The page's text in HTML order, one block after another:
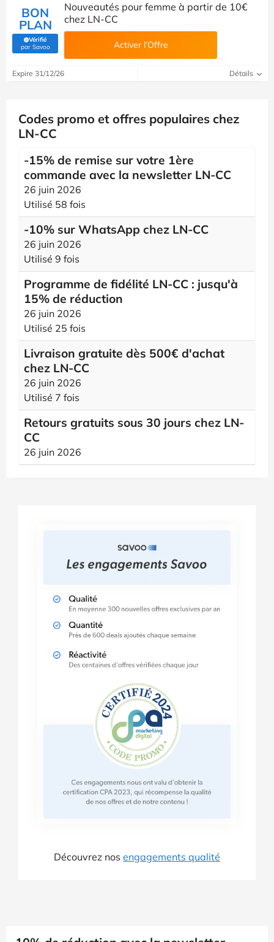
BON
PLAN
Vérifié
par Savoo(Vérifié par Savoo)
Nouveautés pour femme à partir de 10€
chez LN-CC
Activer l’Offre
Expire 31/12/26 Détails
Codes promo et offres populaires chez
LN-CC
-15% de remise sur votre 1ère
commande avec la newsletter LN-CC
26 juin 2026
Utilisé 58 fois
-10% sur WhatsApp chez LN-CC
26 juin 2026
Utilisé 9 fois
Programme de fidélité LN-CC : jusqu'à
15% de réduction
26 juin 2026
Utilisé 25 fois
Livraison gratuite dès 500€ d'achat
chez LN-CC
26 juin 2026
Utilisé 7 fois
Retours gratuits sous 30 jours chez LN-
CC
26 juin 2026
Découvrez nos engagements qualité